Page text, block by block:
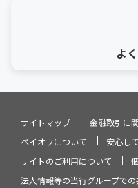
よ
サイトマップ
金融取引に
ペイオフについて
安心し
サイトのご利用について
法人情報等の当行グループで